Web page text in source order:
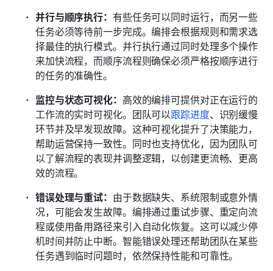
并行与顺序执行： 有些任务可以同时运行，而另一些
任务必须等待前一步完成。编排会根据规则和需求选
择最佳的执行模式。并行执行通过同时处理多个操作
来加快流程，而顺序流程则确保必须严格按顺序进行
的任务的准确性。
监控与状态可视化： 高效的编排可提供对正在运行的
工作流的实时可视化。团队可以跟踪进度、识别缓慢
环节并及早发现故障。这种可视化提升了决策能力，
帮助运营保持一致性。同时也支持优化，因为团队可
以了解流程的表现并调整逻辑，以创建更流畅、更高
效的流程。
错误处理与重试： 由于数据缺失、系统限制或意外情
况，可能会发生故障。编排通过重试步骤、重定向流
程或使用备用路径来引入自动化恢复。这可以减少停
机时间并防止中断。智能错误处理还帮助团队在某些
任务遇到临时问题时，依然保持性能和可靠性。